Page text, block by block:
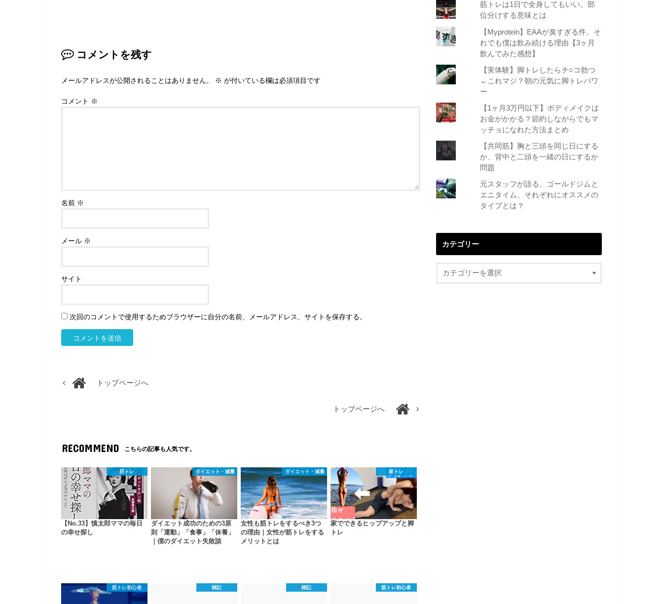
コメントを残す
メールアドレスが公開されることはありません。 ※ が付いている欄は必須項目です
コメント ※
名前 ※
メール ※
サイト
次回のコメントで使用するためブラウザーに自分の名前、メールアドレス、サイトを保存する。
トップページへ
トップページへ
RECOMMEND こちらの記事も人気です。
筋トレ
【No.33】慎太郎ママの毎日
の幸せ探し
ダイエット・減量
ダイエット成功のための3原
則「運動」「食事」「休養」
｜僕のダイエット失敗談
ダイエット・減量
女性も筋トレをするべき3つ
の理由｜女性が筋トレをする
メリットとは
家トレ
家でできるヒップアップと脚
トレ
筋トレ初心者 雑記 雑記 筋トレ初心者
筋トレは1日で全身してもいい。部
位分けする意味とは
【Myprotein】EAAが臭すぎる件。そ
れでも僕は飲み続ける理由【3ヶ月
飲んでみた感想】
【実体験】脚トレしたらチ○コ勃つ
←これマジ？朝の元気に脚トレパワ
ー
【1ヶ月3万円以下】ボディメイクは
お金がかかる？節約しながらでもマ
ッチョになれた方法まとめ
【共同筋】胸と三頭を同じ日にする
か、背中と二頭を一緒の日にするか
問題
元スタッフが語る。ゴールドジムと
エニタイム、それぞれにオススメの
タイプとは？
カテゴリー